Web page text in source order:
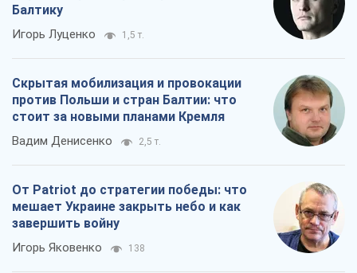
Балтику
Игорь Луценко 1,5 т.
Скрытая мобилизация и провокации
против Польши и стран Балтии: что
стоит за новыми планами Кремля
Вадим Денисенко 2,5 т.
От Patriot до стратегии победы: что
мешает Украине закрыть небо и как
завершить войну
Игорь Яковенко 138